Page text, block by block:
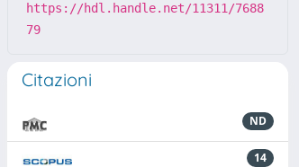
https://hdl.handle.net/11311/7688
79
Citazioni
ND
14